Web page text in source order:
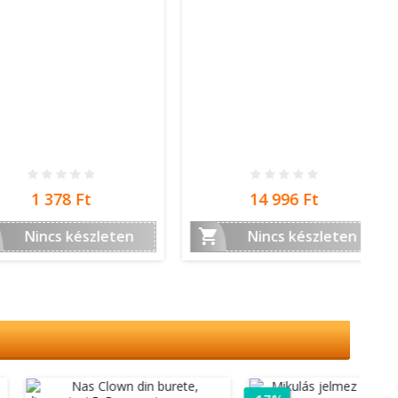
1 378 Ft
készleten
14 996 Ft
Nincs készleten